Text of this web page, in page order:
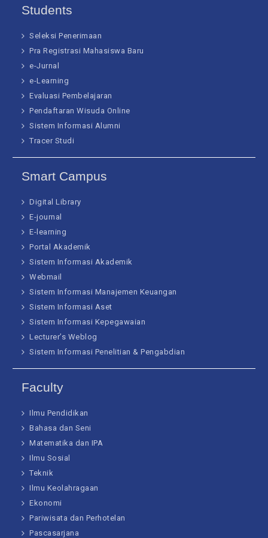
Students
Seleksi Penerimaan
Pra Registrasi Mahasiswa Baru
e-Jurnal
e-Learning
Evaluasi Pembelajaran
Pendaftaran Wisuda Online
Sistem Informasi Alumni
Tracer Studi
Smart Campus
Digital Library
E-journal
E-learning
Portal Akademik
Sistem Informasi Akademik
Webmail
Sistem Informasi Manajemen Keuangan
Sistem Informasi Aset
Sistem Informasi Kepegawaian
Lecturer’s Weblog
Sistem Informasi Penelitian & Pengabdian
Faculty
Ilmu Pendidikan
Bahasa dan Seni
Matematika dan IPA
Ilmu Sosial
Teknik
Ilmu Keolahragaan
Ekonomi
Pariwisata dan Perhotelan
Pascasarjana